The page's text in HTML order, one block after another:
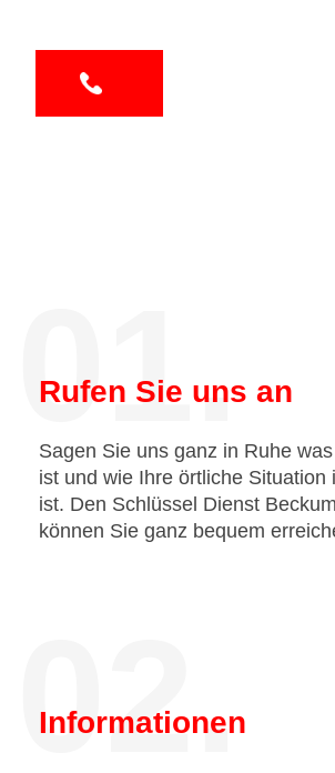
01.
Rufen Sie uns an
Sagen Sie uns ganz in Ruhe
ist und wie Ihre örtliche Situation
ist. Den Schlüssel Dienst
können Sie ganz bequem
02.
Informationen